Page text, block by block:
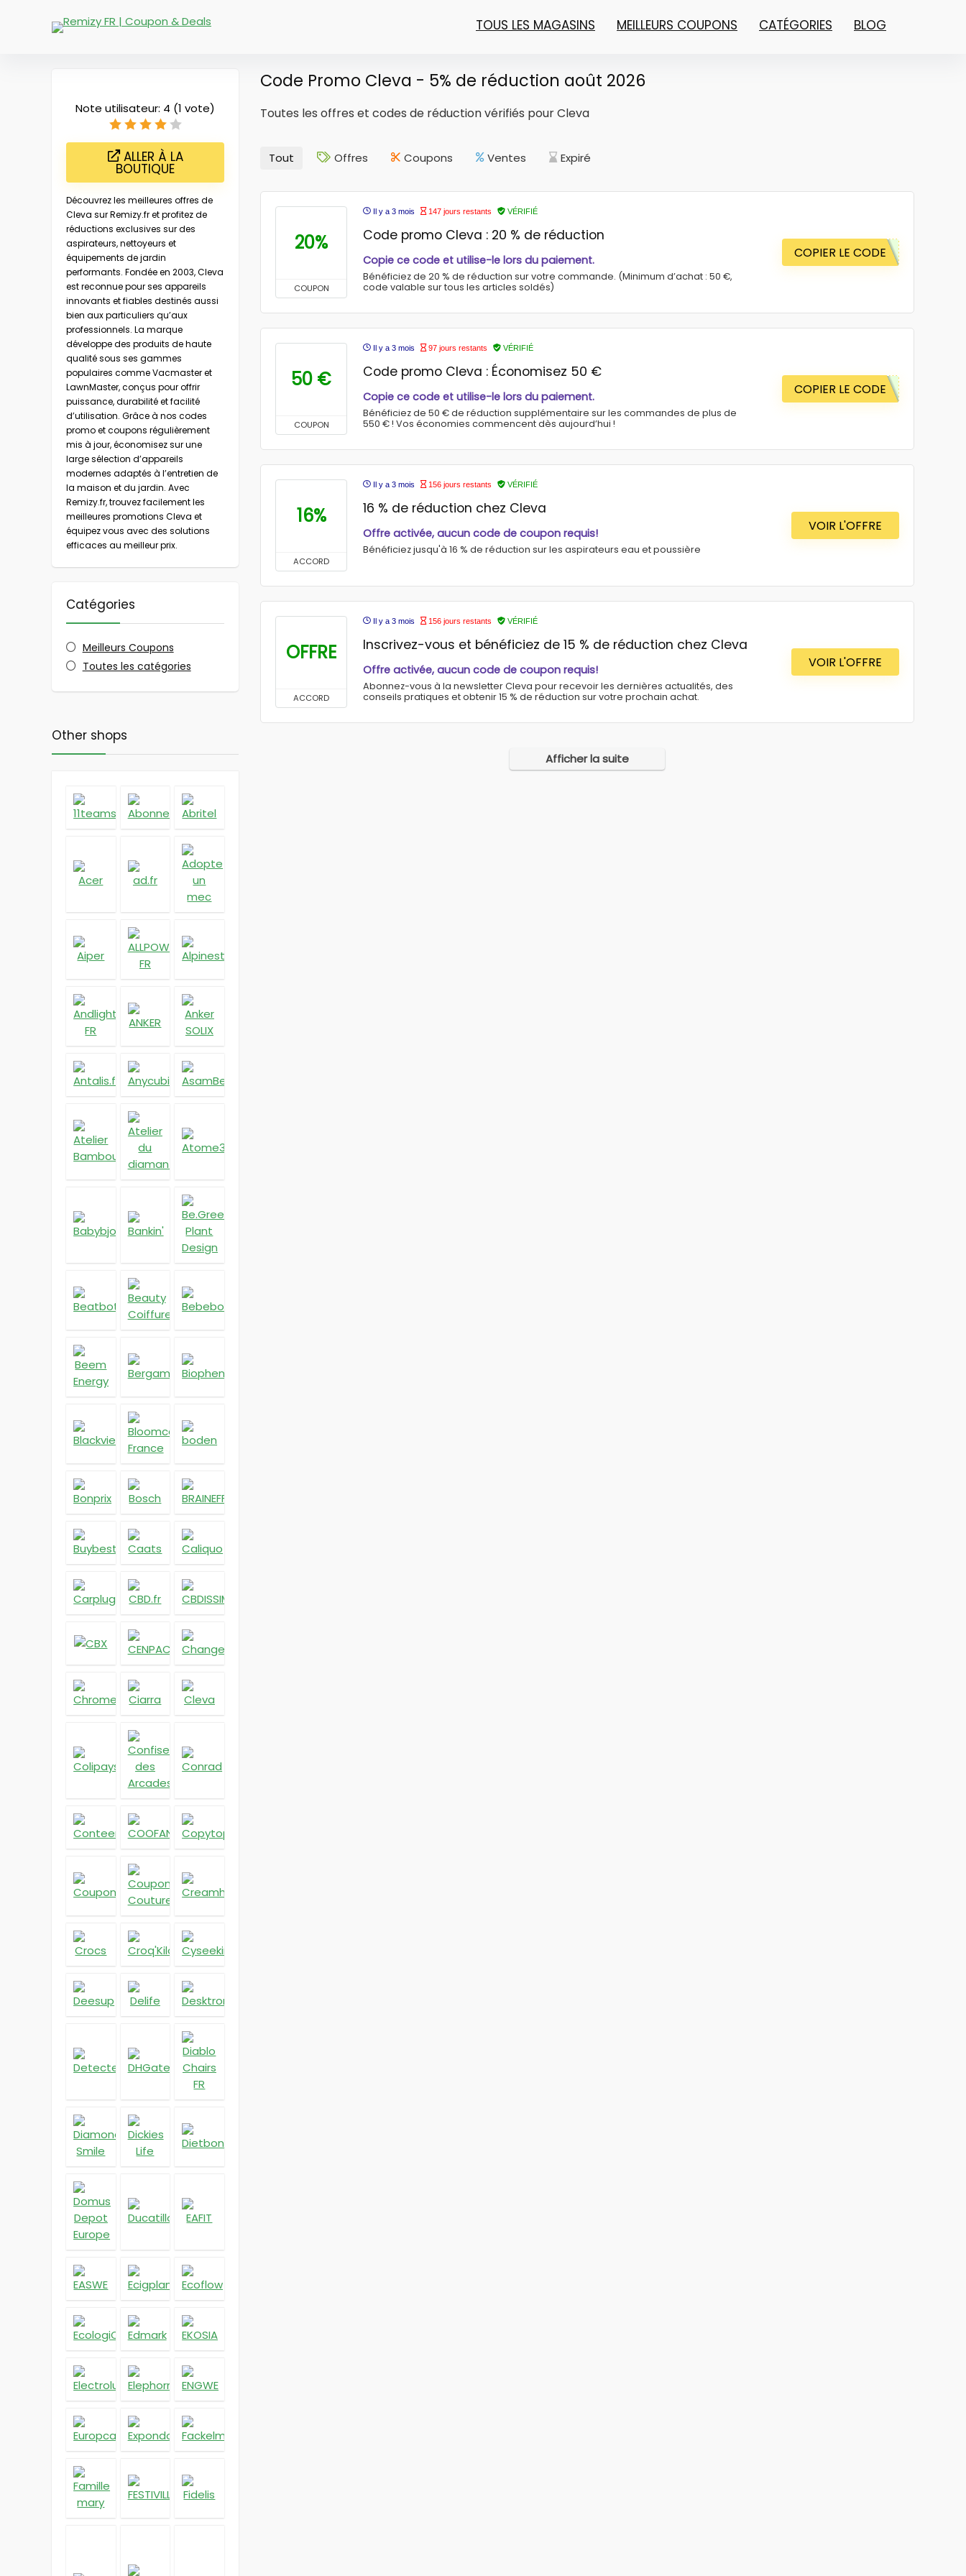
TOUS LES MAGASINS MEILLEURS COUPONS CATÉGORIES BLOG
Code Promo Cleva - 5% de réduction août 2026
Toutes les offres et codes de réduction vérifiés pour Cleva
Note utilisateur: 4 (1 vote)
ALLER À LA
BOUTIQUE
Découvrez les meilleures offres de
Cleva sur Remizy.fr et profitez de
réductions exclusives sur des
aspirateurs, nettoyeurs et
équipements de jardin
performants. Fondée en 2003, Cleva
est reconnue pour ses appareils
innovants et fiables destinés aussi
bien aux particuliers qu’aux
professionnels. La marque
développe des produits de haute
qualité sous ses gammes
populaires comme Vacmaster et
LawnMaster, conçus pour offrir
puissance, durabilité et facilité
d’utilisation. Grâce à nos codes
promo et coupons régulièrement
mis à jour, économisez sur une
large sélection d’appareils
modernes adaptés à l’entretien de
la maison et du jardin. Avec
Remizy.fr, trouvez facilement les
meilleures promotions Cleva et
équipez vous avec des solutions
efficaces au meilleur prix.
Catégories
Meilleurs Coupons
Toutes les catégories
Tout Offres Coupons Ventes Expiré
20%
COUPON
Il y a 3 mois 147 jours restants VÉRIFIÉ
Code promo Cleva : 20 % de réduction
Copie ce code et utilise-le lors du paiement.
Bénéficiez de 20 % de réduction sur votre commande. (Minimum d’achat : 50 €,
code valable sur tous les articles soldés)
COPIER LE CODE
50 €
COUPON
Il y a 3 mois 97 jours restants VÉRIFIÉ
Code promo Cleva : Économisez 50 €
Copie ce code et utilise-le lors du paiement.
Bénéficiez de 50 € de réduction supplémentaire sur les commandes de plus de
550 € ! Vos économies commencent dès aujourd’hui !
COPIER LE CODE
16%
ACCORD
Il y a 3 mois 156 jours restants VÉRIFIÉ
16 % de réduction chez Cleva
Offre activée, aucun code de coupon requis!
Bénéficiez jusqu'à 16 % de réduction sur les aspirateurs eau et poussière
VOIR L'OFFRE
OFFRE
ACCORD
Il y a 3 mois 156 jours restants VÉRIFIÉ
Inscrivez-vous et bénéficiez de 15 % de réduction chez Cleva
Offre activée, aucun code de coupon requis!
Abonnez-vous à la newsletter Cleva pour recevoir les dernières actualités, des
conseils pratiques et obtenir 15 % de réduction sur votre prochain achat.
VOIR L'OFFRE
Afficher la suite
Other shops